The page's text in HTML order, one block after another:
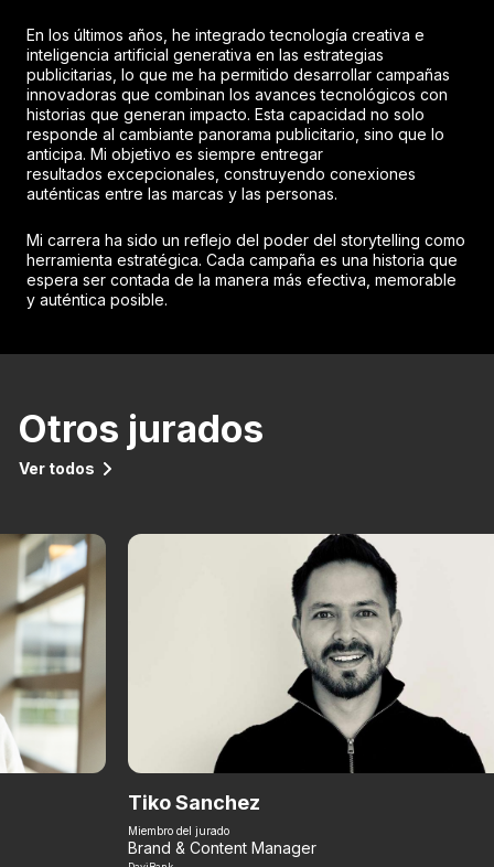
En los últimos años, he integrado tecnología creativa e
inteligencia artificial generativa en las estrategias
publicitarias, lo que me ha permitido desarrollar campañas
innovadoras que combinan los avances tecnológicos con
historias que generan impacto. Esta capacidad no solo
responde al cambiante panorama publicitario, sino que lo
anticipa. Mi objetivo es siempre entregar
resultados excepcionales, construyendo conexiones
auténticas entre las marcas y las personas.
Mi carrera ha sido un reflejo del poder del storytelling como
herramienta estratégica. Cada campaña es una historia que
espera ser contada de la manera más efectiva, memorable
y auténtica posible.
Otros jurados
Ver todos
Tiko Sanchez
Miembro del jurado
Brand & Content Manager